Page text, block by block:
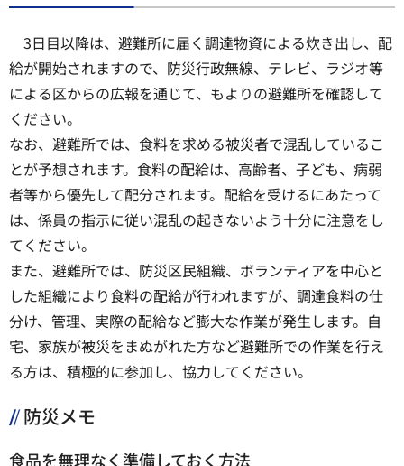
3日目以降は、避難所に届く調達物資による炊き出し、配
給が開始されますので、防災行政無線、テレビ、ラジオ等
による区からの広報を通じて、もよりの避難所を確認して
ください。
なお、避難所では、食料を求める被災者で混乱しているこ
とが予想されます。食料の配給は、高齢者、子ども、病弱
者等から優先して配分されます。配給を受けるにあたって
は、係員の指示に従い混乱の起きないよう十分に注意をし
てください。
また、避難所では、防災区民組織、ボランティアを中心と
した組織により食料の配給が行われますが、調達食料の仕
分け、管理、実際の配給など膨大な作業が発生します。自
宅、家族が被災をまぬがれた方など避難所での作業を行え
る方は、積極的に参加し、協力してください。
防災メモ
食品を無理なく準備しておく方法